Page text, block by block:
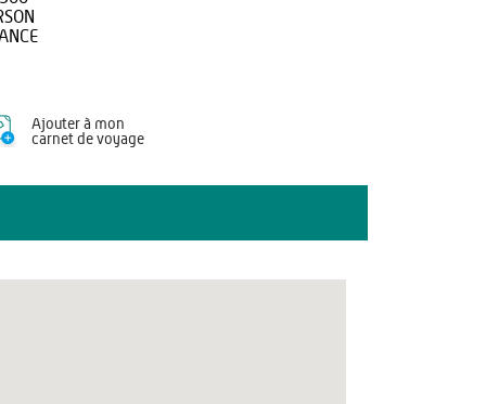
Ajouter à mon
carnet de voyage